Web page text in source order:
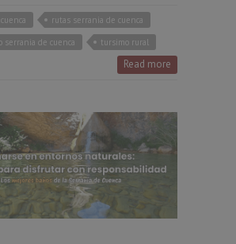
rutas serrania de cuenca
serrania de cuenca
tursimo rural
Read more